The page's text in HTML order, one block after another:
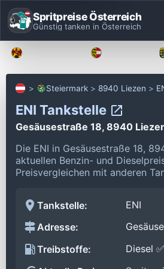
Spritpreise Österreich
Günstig tanken in Österreich
Steiermark 8940 Liezen
ENI Tankstelle
Gesäusestraße 18, 8940
Die ENI in Gesäusestraße 18,
aktuellen Benzin- und
Preisvergleichen mit anderen
Tankstelle:
ENI
Adresse:
Treibstoffe:
Diesel